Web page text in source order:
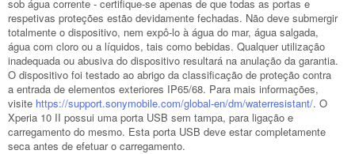
sob água corrente - certifique-se apenas de que todas as portas e
respetivas proteções estão devidamente fechadas. Não deve submergir
totalmente o dispositivo, nem expô-lo à água do mar, água salgada,
água com cloro ou a líquidos, tais como bebidas. Qualquer utilização
inadequada ou abusiva do dispositivo resultará na anulação da garantia.
O dispositivo foi testado ao abrigo da classificação de proteção contra
a entrada de elementos exteriores IP65/68. Para mais informações,
visite https://support.sonymobile.com/global-en/dm/waterresistant/. O
Xperia 10 II possui uma porta USB sem tampa, para ligação e
carregamento do mesmo. Esta porta USB deve estar completamente
seca antes de efetuar o carregamento.